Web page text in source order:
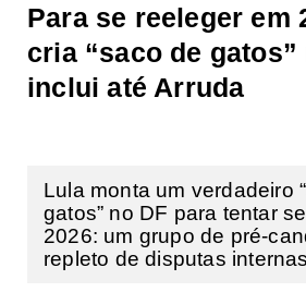
Para se reeleger em
cria “saco de gatos”
inclui até Arruda
Lula monta um verdadeiro
gatos” no DF para tentar
2026: um grupo de pré-
repleto de disputas